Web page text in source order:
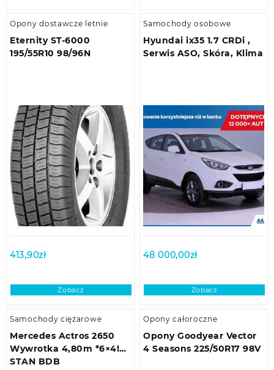
Opony dostawcze letnie
Eternity ST-6000
195/55R10 98/96N
413,90zł
Zobacz
Samochody osobowe
Hyundai ix35 1.7 CRDi ,
Serwis ASO, Skóra, Klima
48 000,00zł
Zobacz
Samochody ciężarowe
Mercedes Actros 2650
Wywrotka 4,80m *6×4!
STAN BDB
Opony całoroczne
Opony Goodyear Vector
4 Seasons 225/50R17 98V